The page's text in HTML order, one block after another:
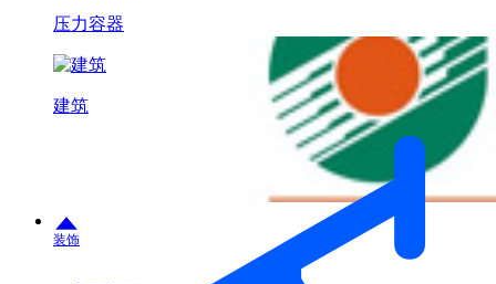
压力容器
建筑
装饰